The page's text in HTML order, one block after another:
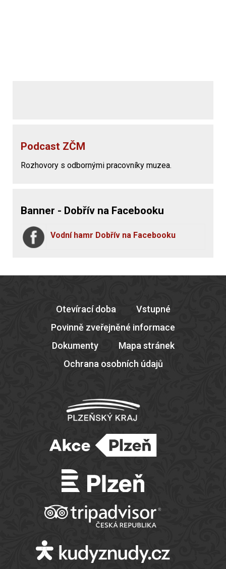
Podcast ZČM
Rozhovory s odbornými pracovníky muzea.
Banner - Dobřív na Facebooku
Vodní hamr Dobřív na Facebooku
Otevírací doba
Vstupné
Povinně zveřejněné informace
Dokumenty
Mapa stránek
Ochrana osobních údajů